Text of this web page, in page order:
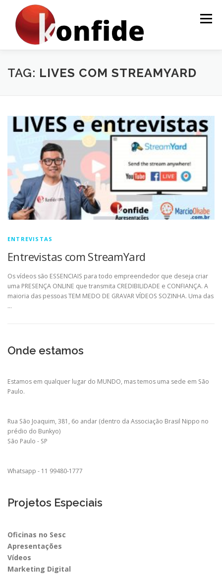
conteúdo
Menu
INÍCIO FAÇA PARTE AGENDA CURSOS
TAG: LIVES COM STREAMYARD
ENTREVISTAS
Entrevistas com StreamYard
Os vídeos são ESSENCIAIS para todo empreendedor que deseja criar
uma PRESENÇA ONLINE que transmita CREDIBILIDADE e CONFIANÇA. A
maioria das pessoas TEM MEDO DE GRAVAR VÍDEOS SOZINHA. Uma das
…
Onde estamos
Estamos em qualquer lugar do MUNDO, mas temos uma sede em São
Paulo.
Rua São Joaquim, 381, 6o andar (dentro da Associação Brasil Nippo no
prédio do Bunkyo)
São Paulo - SP
Whatsapp - 11 99480-1777
Projetos Especiais
Oficinas no Sesc
Apresentações
Vídeos
Marketing Digital